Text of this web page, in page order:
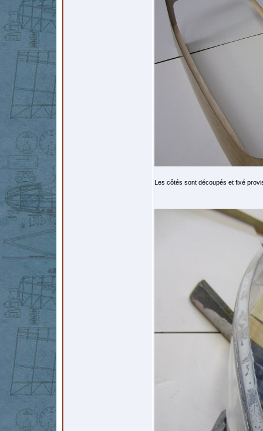
Les côtés sont découpés et fixé